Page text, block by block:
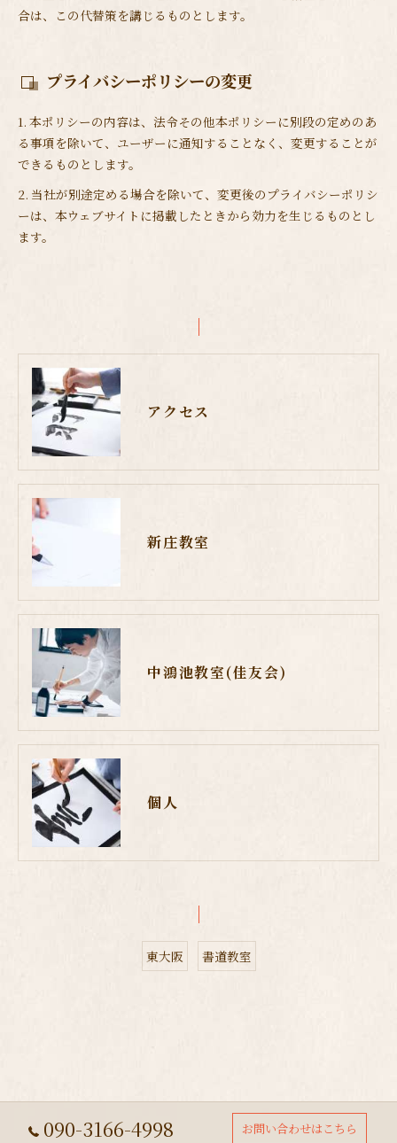
合は、この代替策を講じるものとします。
プライバシーポリシーの変更
1. 本ポリシーの内容は、法令その他本ポリシーに別段の定めのあ
る事項を除いて、ユーザーに通知することなく、変更することが
できるものとします。
2. 当社が別途定める場合を除いて、変更後のプライバシーポリシ
ーは、本ウェブサイトに掲載したときから効力を生じるものとし
ます。
アクセス
新庄教室
中鴻池教室(佳友会)
個人
東大阪 書道教室
090-3166-4998 お問い合わせはこちら